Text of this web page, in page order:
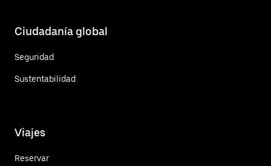
Ciudadanía global
Seguridad
Sustentabilidad
Viajes
Reservar